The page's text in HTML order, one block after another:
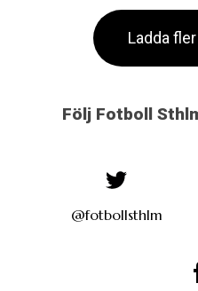
Ladda
Följ Fotboll
@fotbollsthlm